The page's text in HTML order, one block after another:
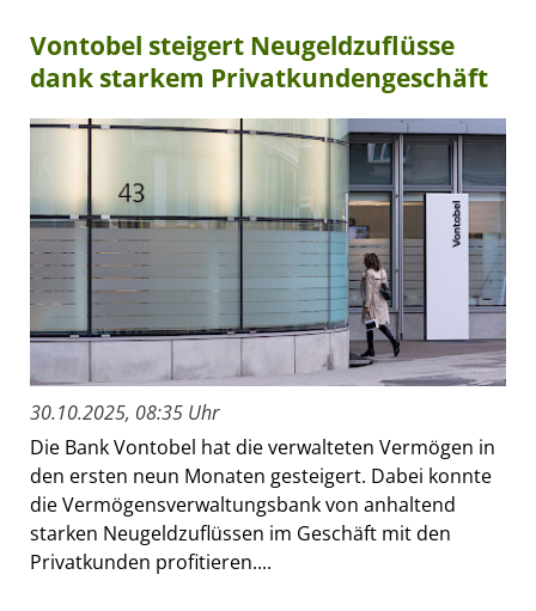
Vontobel steigert Neugeldzuflüsse
dank starkem Privatkundengeschäft
30.10.2025, 08:35 Uhr
Die Bank Vontobel hat die verwalteten Vermögen in
den ersten neun Monaten gesteigert. Dabei konnte
die Vermögensverwaltungsbank von anhaltend
starken Neugeldzuflüssen im Geschäft mit den
Privatkunden profitieren....